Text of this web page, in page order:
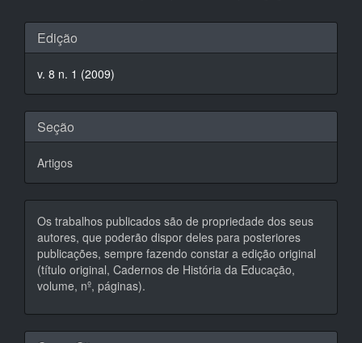
Detalhes
do
artigo
Edição
v. 8 n. 1 (2009)
Seção
Artigos
Os trabalhos publicados são de propriedade dos seus
autores, que poderão dispor deles para posteriores
publicações, sempre fazendo constar a edição original
(título original, Cadernos de História da Educação,
volume, nº, páginas).